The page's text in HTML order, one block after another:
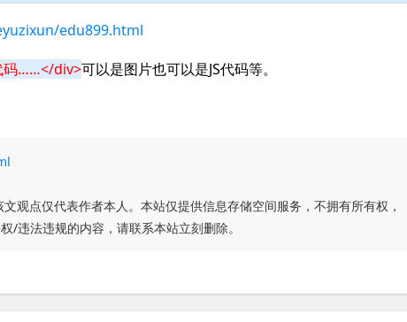
edu899.html
码……</div>可以是图片也可以是JS代码等。
观点仅代表作者本人。本站仅提供信息存储空间服务，不拥有所有权，
/违法违规的内容，请联系本站立刻删除。